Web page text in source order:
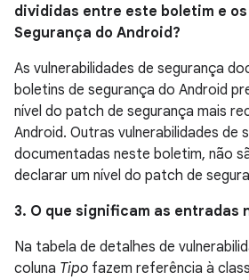
divididas entre este boletim e
Segurança do Android?
As vulnerabilidades de segurança
boletins de segurança do Android
nível do patch de segurança mais
Android. Outras vulnerabilidades de
documentadas neste boletim, não
declarar um nível do patch de
3. O que significam as entradas
Na tabela de detalhes de
coluna Tipo fazem referência à